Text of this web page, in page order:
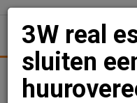
3W real
sluiten